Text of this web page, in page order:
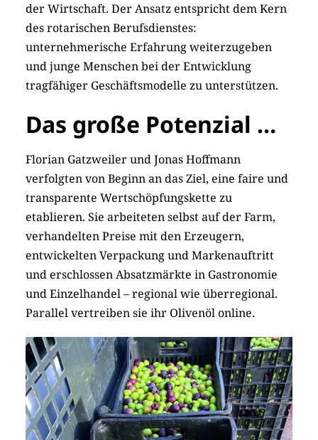
der Wirtschaft. Der Ansatz entspricht dem Kern
des rotarischen Berufsdienstes:
unternehmerische Erfahrung weiterzugeben
und junge Menschen bei der Entwicklung
tragfähiger Geschäftsmodelle zu unterstützen.
Das große Potenzial …
Florian Gatzweiler und Jonas Hoffmann
verfolgten von ­Beginn an das Ziel, eine faire und
transparente Wertschöpfungskette zu
etablieren. Sie arbeiteten selbst auf der Farm,
verhandelten Preise mit den Erzeugern,
entwickelten Verpackung und Markenauftritt
und ­erschlossen Absatzmärkte in Gastronomie
und Einzelhandel – regional wie überregional.
Parallel vertreiben sie ihr Olivenöl online.